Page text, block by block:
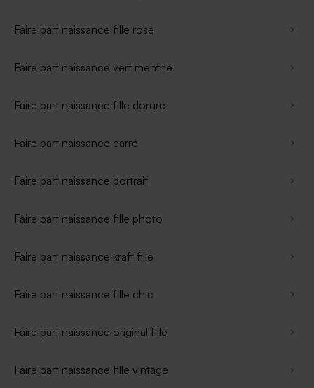
Faire part naissance fille rose
Faire part naissance vert menthe
Faire part naissance fille dorure
Faire part naissance carré
Faire part naissance portrait
Faire part naissance fille photo
Faire part naissance kraft fille
Faire part naissance fille chic
Faire part naissance original fille
Faire part naissance fille vintage